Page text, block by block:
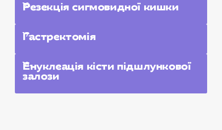
16.
Резекція сигмовидної кишки
17.
Гастректомія
18.
Енуклеація кісти підшлункової
залози